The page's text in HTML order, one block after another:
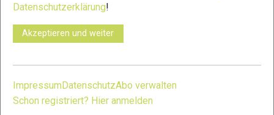
Datenschutzerklärung!
Akzeptieren und weiter
Impressum DatenschutzAbo verwalten
Schon registriert? Hier anmelden